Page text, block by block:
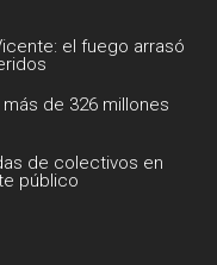
el fuego arrasó
de 326 millones
de colectivos en
público